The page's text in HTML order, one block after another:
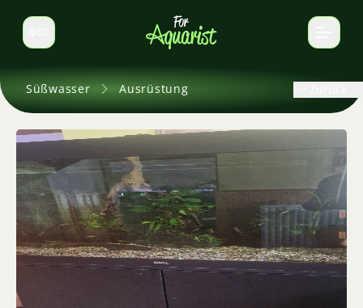
Sprache wechseln
Süßwasser Ausrüstung